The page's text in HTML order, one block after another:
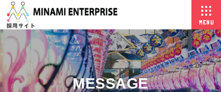
MENU
MESSAGE